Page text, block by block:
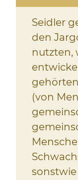
Seidler
den
nutzten,
gehörten
(von
sonstwie